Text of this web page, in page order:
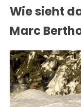
Wie sieht
Marc